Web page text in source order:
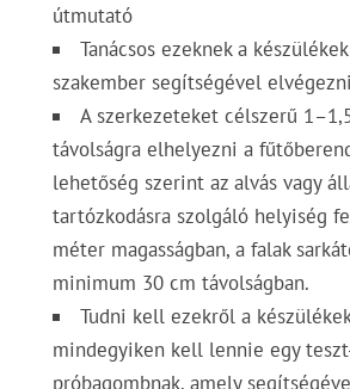
útmutató
Tanácsos ezeknek a
szakember segítségével elvégezni
A szerkezeteket célszerű
távolságra elhelyezni a
lehetőség szerint az alvás vagy
tartózkodásra szolgáló helyiség
méter magasságban, a falak
minimum 30 cm távolságban.
Tudni kell ezekről a
mindegyiken kell lennie egy
próbagombnak, amely